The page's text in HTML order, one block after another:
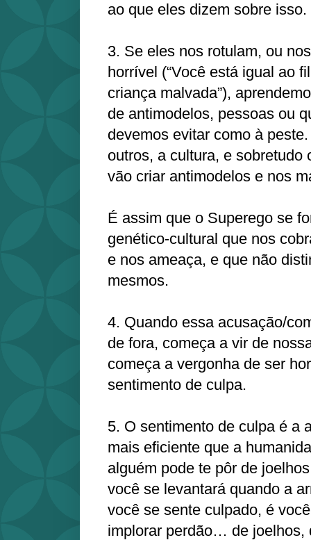
ao que eles dizem sobre isso.
3. Se eles nos rotulam, ou
horrível (“Você está igual ao
criança malvada”),
de antimodelos, pessoas ou
devemos evitar como à
outros, a cultura, e sobretudo
vão criar antimodelos e nos
É assim que o Superego se
genético-cultural que nos
e nos ameaça, e que não
mesmos.
4. Quando essa acusação/
de fora, começa a vir de
começa a vergonha de ser
sentimento de culpa.
5. O sentimento de culpa é a
mais eficiente que a
alguém pode te pôr de
você se levantará quando a
você se sente culpado, é
implorar perdão… de joelhos,